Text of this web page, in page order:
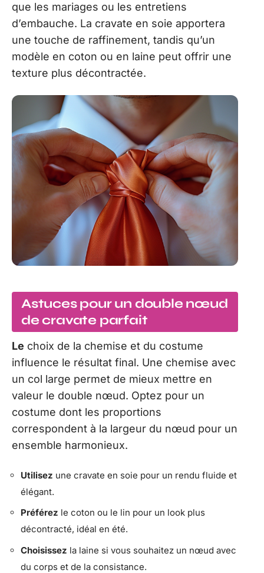
que les mariages ou les entretiens
d’embauche. La cravate en soie apportera
une touche de raffinement, tandis qu’un
modèle en coton ou en laine peut offrir une
texture plus décontractée.
Astuces pour un double nœud
de cravate parfait
Le choix de la chemise et du costume
influence le résultat final. Une chemise avec
un col large permet de mieux mettre en
valeur le double nœud. Optez pour un
costume dont les proportions
correspondent à la largeur du nœud pour un
ensemble harmonieux.
Utilisez une cravate en soie pour un rendu fluide et
élégant.
Préférez le coton ou le lin pour un look plus
décontracté, idéal en été.
Choisissez la laine si vous souhaitez un nœud avec
du corps et de la consistance.